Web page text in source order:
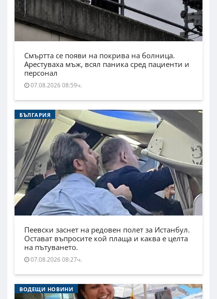
Смъртта се появи на покрива на болница.
Арестуваха мъж, всял паника сред пациенти и
персонал
07.08.2026 08:59ч.
БЪЛГАРИЯ
Пеевски заснет на редовен полет за Истанбул.
Остават въпросите кой плаща и каква е целта
на пътуването.
07.08.2026 08:27ч.
ВОДЕЩИ НОВИНИ